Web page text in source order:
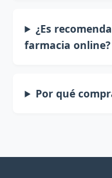
¿Es
farmacia online?
Por qué